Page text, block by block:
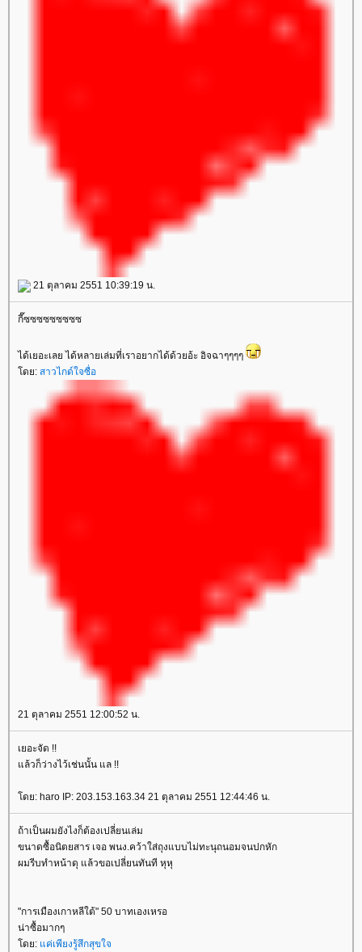
21 ตุลาคม 2551 10:39:19 น.
กี๊ซซซซซซซซซ
ได้เยอะเลย ได้หลายเล่มที่เราอยากได้ด้วยอ้ะ อิจฉาๆๆๆๆ
ดย: สาวไกด์ใจซื่อ
21 ตุลาคม 2551 12:00:52 น.
เยอะจัด !!
ล้วก็ว่างไว้เช่นนั้น แล !!
ดย: haro IP: 203.153.163.34 21 ตุลาคม 2551 12:44:46 น.
ถ้าเป็นผมยังไงก็ต้องเปลี่ยนเล่ม
ขนาดซื้อนิตยสาร เจอ พนง.คว้าใส่ถุงแบบไม่ทะนุถนอมจนปกหัก
ผมรีบทำหน้าดุ แล้วขอเปลี่ยนทันที หุหุ
"การเมืองเกาหลีใต้" 50 บาทเองเหรอ
น่าซื้อมากๆ
ดย: ค่เพียงรู้สึกสุขใจ